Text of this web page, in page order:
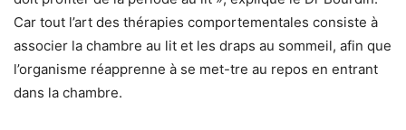
Car tout l’art des thérapies comportementales consiste à
associer la chambre au lit et les draps au sommeil, afin que
l’organisme réapprenne à se met-tre au repos en entrant
dans la chambre.